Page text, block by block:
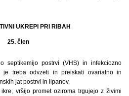
UKREPI PRI RIBAH
25. člen
septikemijo postrvi (VHS) in infekciozno
je treba odvzeti in preiskati ovarialno in
jat postrvi in lipanov.
vršijo promet oziroma trgujejo z živimi